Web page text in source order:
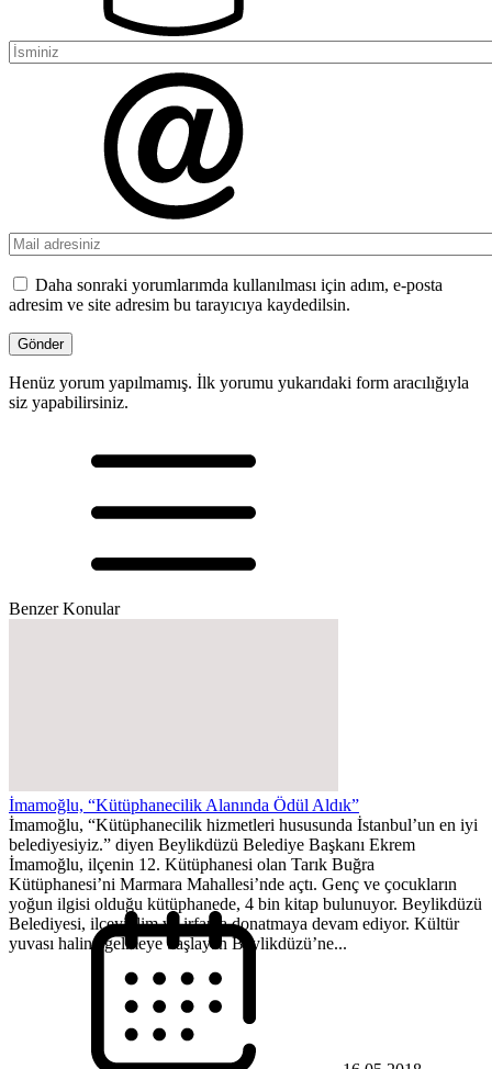
Daha sonraki yorumlarımda kullanılması için adım, e-posta
adresim ve site adresim bu tarayıcıya kaydedilsin.
Henüz yorum yapılmamış. İlk yorumu yukarıdaki form aracılığıyla
siz yapabilirsiniz.
Benzer Konular
İmamoğlu, “Kütüphanecilik Alanında Ödül Aldık”
İmamoğlu, “Kütüphanecilik hizmetleri hususunda İstanbul’un en iyi
belediyesiyiz.” diyen Beylikdüzü Belediye Başkanı Ekrem
İmamoğlu, ilçenin 12. Kütüphanesi olan Tarık Buğra
Kütüphanesi’ni Marmara Mahallesi’nde açtı. Genç ve çocukların
yoğun ilgisi olduğu kütüphanede, 4 bin kitap bulunuyor. Beylikdüzü
Belediyesi, ilçeyi ilim ve irfanla donatmaya devam ediyor. Kültür
yuvası haline gelmeye başlayan Beylikdüzü’ne...